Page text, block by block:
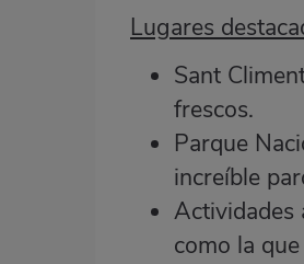
Lugares
Sant
frescos.
Parque
increíble
Actividades
como la